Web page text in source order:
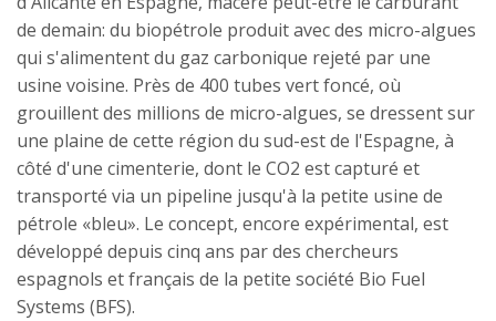
de demain: du biopétrole produit avec des micro-algues
qui s'alimentent du gaz carbonique rejeté par une
usine voisine. Près de 400 tubes vert foncé, où
grouillent des millions de micro-algues, se dressent sur
une plaine de cette région du sud-est de l'Espagne, à
côté d'une cimenterie, dont le CO2 est capturé et
transporté via un pipeline jusqu'à la petite usine de
pétrole «bleu». Le concept, encore expérimental, est
développé depuis cinq ans par des chercheurs
espagnols et français de la petite société Bio Fuel
Systems (BFS).